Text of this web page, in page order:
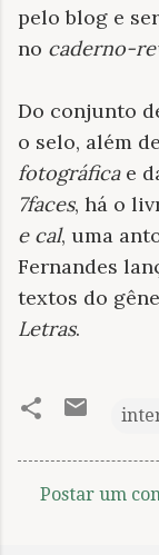
pelo blog e
no caderno-
Do conjunto
o selo, além de
fotográfica e
7faces, há o
e cal, uma
Fernandes
textos do
Letras.
Postar um